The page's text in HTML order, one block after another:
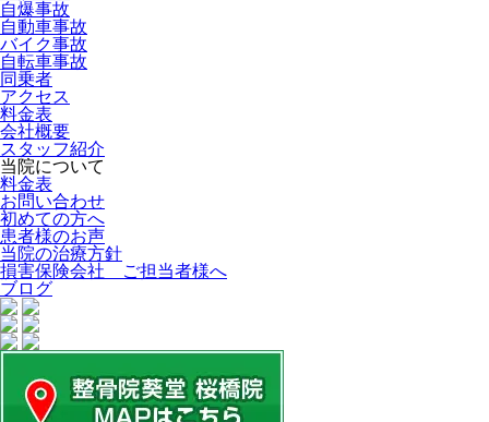
自爆事故
自動車事故
バイク事故
自転車事故
同乗者
アクセス
料金表
会社概要
スタッフ紹介
当院について
料金表
お問い合わせ
初めての方へ
患者様のお声
当院の治療方針
損害保険会社 ご担当者様へ
ブログ